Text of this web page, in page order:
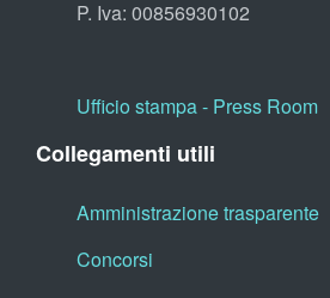
P. Iva: 00856930102
Ufficio stampa - Press Room
Collegamenti utili
Amministrazione trasparente
Concorsi